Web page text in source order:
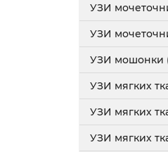
УЗИ
УЗИ
УЗИ мошонки
УЗИ мягких
УЗИ мягких
УЗИ мягких